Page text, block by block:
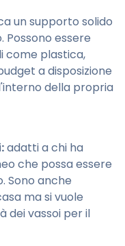
un supporto solido
essere
come plastica,
a disposizione
della propria
adatti a chi ha
che possa essere
Sono anche
ma si vuole
dei vassoi per il